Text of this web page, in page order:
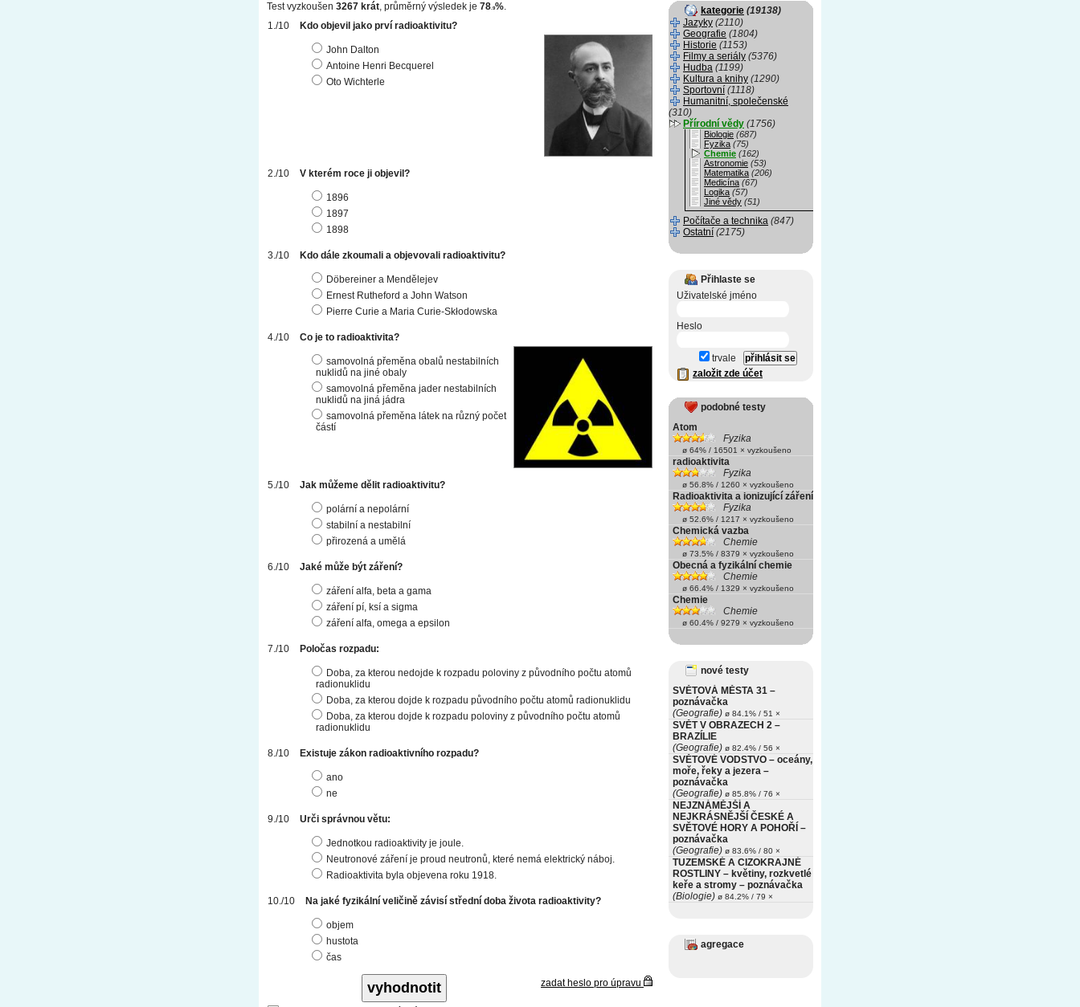
Test vyzkoušen 3267 krát, průměrný výsledek je 78 .9%.
Kdo objevil jako prví radioaktivitu?
John Dalton
Antoine Henri Becquerel
Oto Wichterle
V kterém roce ji objevil?
1896
1897
1898
Kdo dále zkoumali a objevovali radioaktivitu?
Döbereiner a Mendělejev
Ernest Rutheford a John Watson
Pierre Curie a Maria Curie-Skłodowska
Co je to radioaktivita?
samovolná přeměna obalů nestabilních
nuklidů na jiné obaly
samovolná přeměna jader nestabilních
nuklidů na jiná jádra
samovolná přeměna látek na různý počet
částí
Jak můžeme dělit radioaktivitu?
polární a nepolární
stabilní a nestabilní
přirozená a umělá
Jaké může být záření?
záření alfa, beta a gama
záření pí, ksí a sigma
záření alfa, omega a epsilon
Poločas rozpadu:
Doba, za kterou nedojde k rozpadu poloviny z původního počtu atomů
radionuklidu
Doba, za kterou dojde k rozpadu původního počtu atomů radionuklidu
Doba, za kterou dojde k rozpadu poloviny z původního počtu atomů
radionuklidu
Existuje zákon radioaktivního rozpadu?
ano
ne
Urči správnou větu:
Jednotkou radioaktivity je joule.
Neutronové záření je proud neutronů, které nemá elektrický náboj.
Radioaktivita byla objevena roku 1918.
Na jaké fyzikální veličině závisí střední doba života radioaktivity?
objem
hustota
čas
zadat heslo pro úpravu
kategorie (19138)
Jazyky (2110)
Geografie (1804)
Historie (1153)
Filmy a seriály (5376)
Hudba (1199)
Kultura a knihy (1290)
Sportovní (1118)
Humanitní, společenské
(310)
Přírodní vědy (1756)
Biologie (687)
Fyzika (75)
Chemie (162)
Astronomie (53)
Matematika (206)
Medicína (67)
Logika (57)
Jiné vědy (51)
Počítače a technika (847)
Ostatní (2175)
Přihlaste se
Uživatelské jméno
Heslo
trvale
založit zde účet
podobné testy
Atom
Fyzika
ø 64% / 16501 × vyzkoušeno
radioaktivita
Fyzika
ø 56.8% / 1260 × vyzkoušeno
Radioaktivita a ionizující záření
Fyzika
ø 52.6% / 1217 × vyzkoušeno
Chemická vazba
Chemie
ø 73.5% / 8379 × vyzkoušeno
Obecná a fyzikální chemie
Chemie
ø 66.4% / 1329 × vyzkoušeno
Chemie
Chemie
ø 60.4% / 9279 × vyzkoušeno
nové testy
SVĚTOVÁ MĚSTA 31 –
poznávačka
(Geografie) ø 84.1% / 51 ×
SVĚT V OBRAZECH 2 –
BRAZÍLIE
(Geografie) ø 82.4% / 56 ×
SVĚTOVÉ VODSTVO – oceány,
moře, řeky a jezera –
poznávačka
(Geografie) ø 85.8% / 76 ×
NEJZNÁMĚJŠÍ A
NEJKRÁSNĚJŠÍ ČESKÉ A
SVĚTOVÉ HORY A POHOŘÍ –
poznávačka
(Geografie) ø 83.6% / 80 ×
TUZEMSKÉ A CIZOKRAJNÉ
ROSTLINY – květiny, rozkvetlé
keře a stromy – poznávačka
(Biologie) ø 84.2% / 79 ×
agregace